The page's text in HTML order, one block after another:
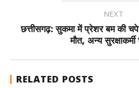
NEXT
छत्तीसगढ़: सुकमा में प्रेशर बम की
मौत, अन्य
RELATED POSTS